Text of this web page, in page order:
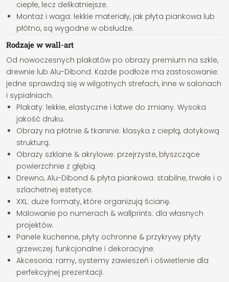
ciepłe, lecz delikatniejsze.
Montaż i waga: lekkie materiały, jak płyta piankowa lub
płótno, są wygodne w obsłudze.
Rodzaje w wall-art
Od nowoczesnych plakatów po obrazy premium na szkle,
drewnie lub Alu-Dibond. Każde podłoże ma zastosowanie:
jedne sprawdzą się w wilgotnych strefach, inne w salonach
i sypialniach.
Plakaty: lekkie, elastyczne i łatwe do zmiany. Wysoka
jakość druku.
Obrazy na płótnie & tkaninie: klasyka z ciepłą, dotykową
strukturą.
Obrazy szklane & akrylowe: przejrzyste, błyszczące
powierzchnie z głębią.
Drewno, Alu-Dibond & płyta piankowa: stabilne, trwałe i o
szlachetnej estetyce.
XXL: duże formaty, które organizują ścianę.
Malowanie po numerach & wallprints: dla własnych
projektów.
Panele kuchenne, płyty ochronne & przykrywy płyty
grzewczej: funkcjonalne i dekoracyjne.
Akcesoria: ramy, systemy zawieszeń i oświetlenie dla
perfekcyjnej prezentacji.